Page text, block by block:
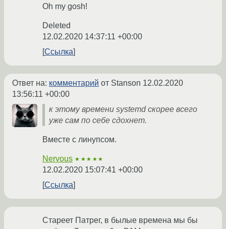
Oh my gosh!
Deleted
12.02.2020 14:37:11 +00:00
Ссылка
Ответ на: комментарий от Stanson 12.02.2020
13:56:11 +00:00
к этому времени systemd скорее всего
уже сам по себе сдохнет.
Вместе с линупсом.
Nervous ★★★★★
12.02.2020 15:07:41 +00:00
Ссылка
Стареет Патрег, в былые времена мы бы